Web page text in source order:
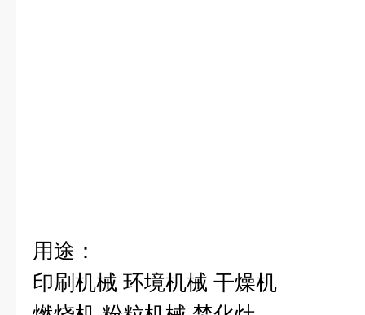
用途：
印刷机械 环境机械 干燥机